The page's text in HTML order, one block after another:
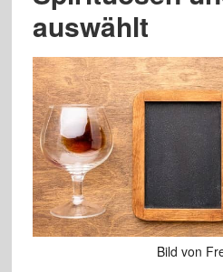
auswählt
Bild von